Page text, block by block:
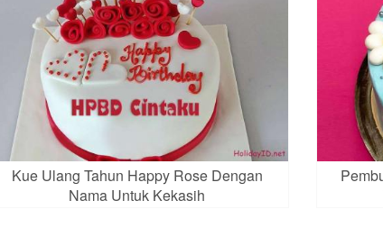
Kue Ulang Tahun Happy Rose Dengan
Nama Untuk Kekasih